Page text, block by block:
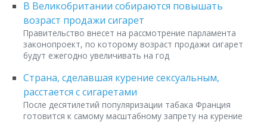
В Великобритании собираются повышать
возраст продажи сигарет
Правительство внесет на рассмотрение парламента
законопроект, по которому возраст продажи сигарет
будут ежегодно увеличивать на год
Страна, сделавшая курение сексуальным,
расстается с сигаретами
После десятилетий популяризации табака Франция
готовится к самому масштабному запрету на курение